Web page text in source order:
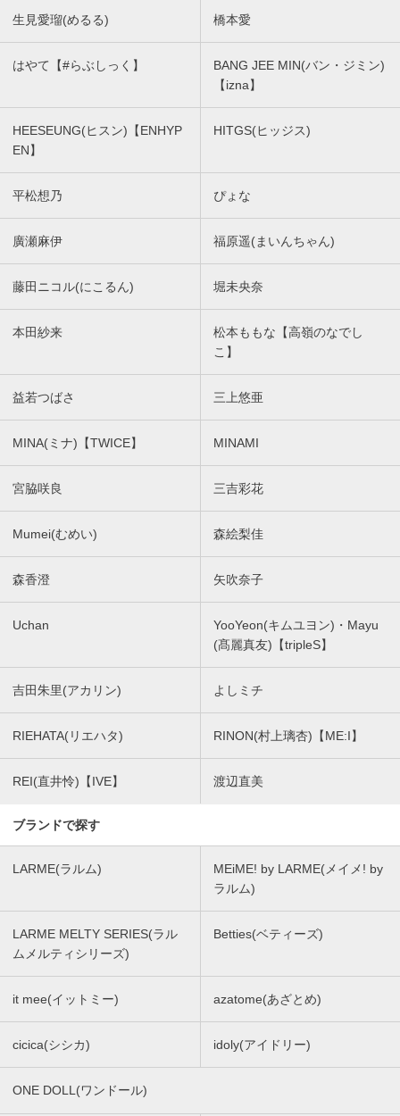
生見愛瑠(めるる) 橋本愛
はやて【#らぶしっく】
BANG JEE MIN(バン・ジミン)
【izna】
HEESEUNG(ヒスン)【ENHYP
EN】
HITGS(ヒッジス)
平松想乃 ぴょな
廣瀬麻伊 福原遥(まいんちゃん)
藤田ニコル(にこるん) 堀未央奈
本田紗来
松本ももな【高嶺のなでし
こ】
益若つばさ 三上悠亜
MINA(ミナ)【TWICE】 MINAMI
宮脇咲良 三吉彩花
Mumei(むめい) 森絵梨佳
森香澄 矢吹奈子
Uchan
YooYeon(キムユヨン)・Mayu
(髙麗真友)【tripleS】
吉田朱里(アカリン) よしミチ
RIEHATA(リエハタ) RINON(村上璃杏)【ME:I】
REI(直井怜)【IVE】 渡辺直美
ブランドで探す
LARME(ラルム)
MEiME! by LARME(メイメ! by
ラルム)
LARME MELTY SERIES(ラル
ムメルティシリーズ)
Betties(ベティーズ)
it mee(イットミー) azatome(あざとめ)
cicica(シシカ) idoly(アイドリー)
ONE DOLL(ワンドール)